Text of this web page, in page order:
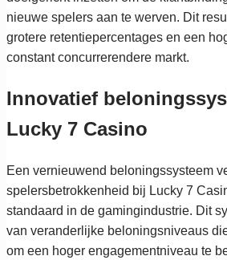
nieuwe spelers aan te werven. Dit
grotere retentiepercentages en een
constant concurrerendere markt.
Innovatief
Lucky 7 Casino
Een vernieuwend beloningssysteem
spelersbetrokkenheid bij Lucky 7
standaard in de gamingindustrie. Dit
van veranderlijke beloningsniveaus
om een hoger engagementniveau te